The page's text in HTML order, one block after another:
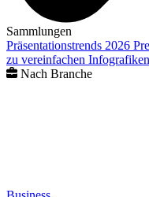
Sammlungen
Präsentationstrends 2026
zu vereinfachen Infografiken
Nach Branche